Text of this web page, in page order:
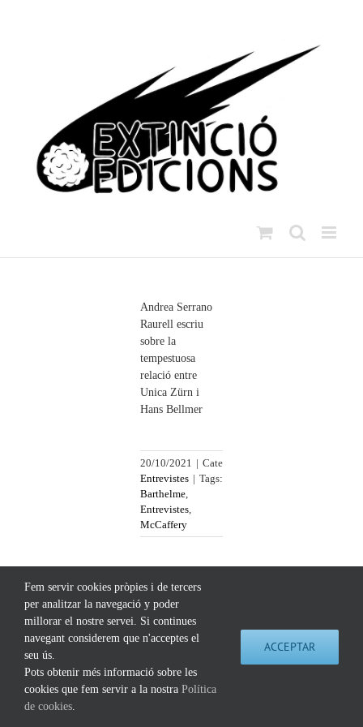
Andrea Serrano
Raurell escriu
sobre la
tempestuosa
relació entre
Unica Zürn i
Hans Bellmer
20/10/2021 | Categories:
Entrevistes | Tags:
Barthelme
Entrevistes
McCaffery
©2026 Extinció Edicions | Contacte|Política de Cookies
Fet perPensódromo
InstagramTwitter
Fem servir cookies pròpies i de tercers
per analitzar la navegació y poder
millorar el nostre servei. Si continues
navegant considerem que n'acceptes el
seu ús.
Pots obtenir més informació sobre les
cookies que fem servir a la nostra Política
de cookies.
ACCEPTAR